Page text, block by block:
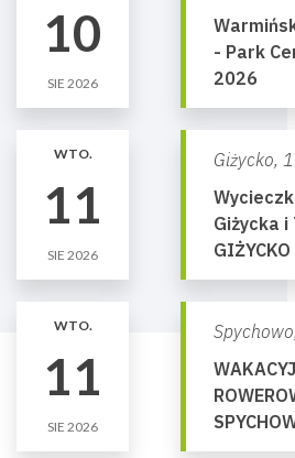
10
SIE 2026
- Park
2026
WTO.
11
SIE 2026
Giżycko,
Giżycka i
WTO.
11
SIE 2026
Spychowo,